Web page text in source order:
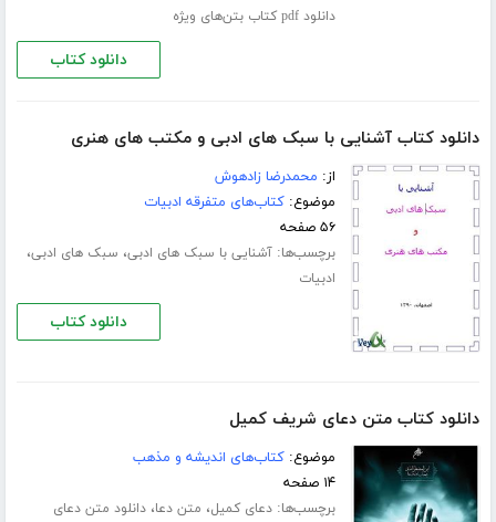
دانلود pdf کتاب بتن‌های ویژه
دانلود کتاب
دانلود کتاب آشنایی با سبک های ادبی و مکتب های هنری
از: محمدرضا زادهوش
موضوع:کتاب‌های متفرقه ادبیات
۵۶ صفحه
برچسب‌ها:آشنایی با سبک های ادبی، سبک های ادبی،
ادبیات
دانلود کتاب
دانلود کتاب متن دعای شریف کمیل
موضوع:کتاب‌های اندیشه و مذهب
۱۴ صفحه
برچسب‌ها:دعای کمیل، متن دعا،دانلود متن دعای